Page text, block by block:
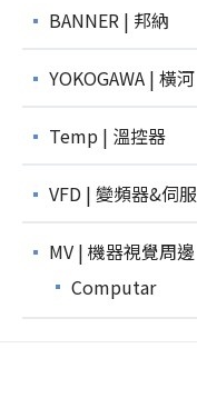
BANNER | 邦納
YOKOGAWA | 橫河
Temp | 溫控器
VFD | 變頻器&伺服
MV | 機器視覺周邊
Computar